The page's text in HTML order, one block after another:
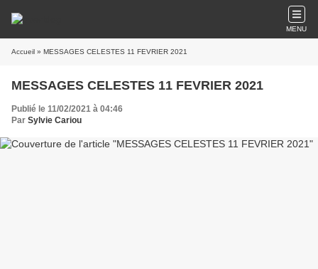
MENU
Accueil » MESSAGES CELESTES 11 FEVRIER 2021
MESSAGES CELESTES 11 FEVRIER 2021
Publié le 11/02/2021 à 04:46
Par Sylvie Cariou